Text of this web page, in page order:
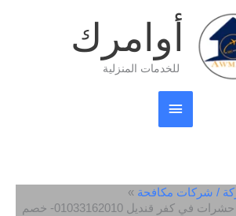
أوامرك
للخدمات المنزلية
القائمة
الرئيسية
/ شركات مكافحة
افضل شركة مكافحة حشرات في كفر قنديل 01033162010- خصم